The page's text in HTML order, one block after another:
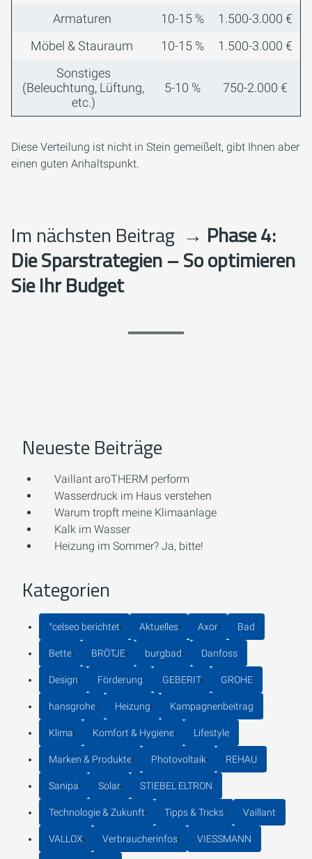
Armaturen 10-15 %
1.500-3.000 €
Möbel & Stauraum
10-15 %
1.500-3.000 €
Sonstiges
(Beleuchtung, Lüftung,
etc.)
5-10 % 750-2.000 €
Diese Verteilung ist nicht in Stein gemeißelt, gibt Ihnen aber
einen guten Anhaltspunkt.
Im nächsten Beitrag → Phase 4:
Die Sparstrategien – So optimieren
Sie Ihr Budget
Neueste Beiträge
Vaillant aroTHERM perform
Wasserdruck im Haus verstehen
Warum tropft meine Klimaanlage
Kalk im Wasser
Heizung im Sommer? Ja, bitte!
Kategorien
°celseo berichtet Aktuelles Axor Bad
Bette BRÖTJE burgbad Danfoss
Design Förderung GEBERIT GROHE
hansgrohe Heizung Kampagnenbeitrag
Klima Komfort & Hygiene Lifestyle
Marken & Produkte Photovoltaik REHAU
Sanipa Solar STIEBEL ELTRON
Technologie & Zukunft Tipps & Tricks Vaillant
VALLOX Verbraucherinfos VIESSMANN